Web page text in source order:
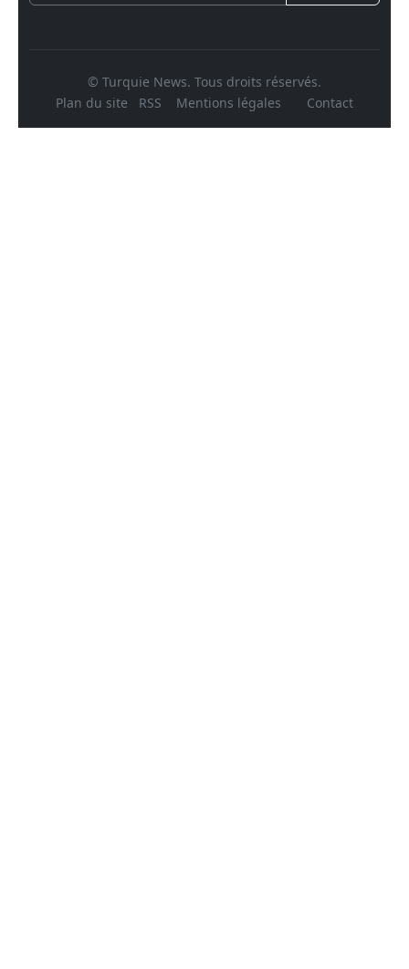
© Turquie News. Tous droits réservés.
Plan du site
RSS Mentions légales Contact